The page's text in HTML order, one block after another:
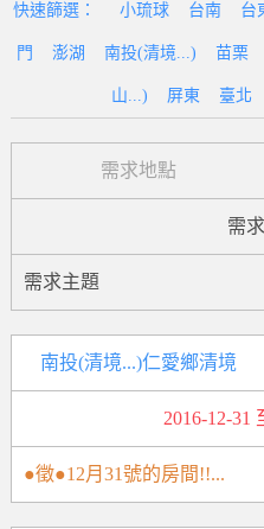
快速篩選： 小琉球 台南 台
門 澎湖 南投(清境...) 苗栗
山...) 屏東 臺北
需求地點
需
需求主題
南投(清境...)仁愛鄉清境
2016-12-31
●徵●12月31號的房間!!...